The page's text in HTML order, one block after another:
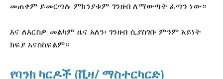
መጠቀም ይመርጣሉ ምክንያቱም ገንዘብ ለማውጣት ፈጣን ነው።
እና ለእርስዎ መልካም ዜና አለን፡ ገንዘብ ሲያስገቡ ምንም አይነት
ክፍያ አናስከፍልም።
የባንክ ካርዶች (ቪዛ/ ማስተርካርድ)